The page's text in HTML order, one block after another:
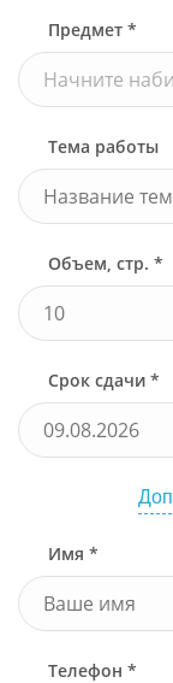
Предмет *
Начните
Тема работы
Объем, стр. *
Срок сдачи *
Имя *
Телефон *